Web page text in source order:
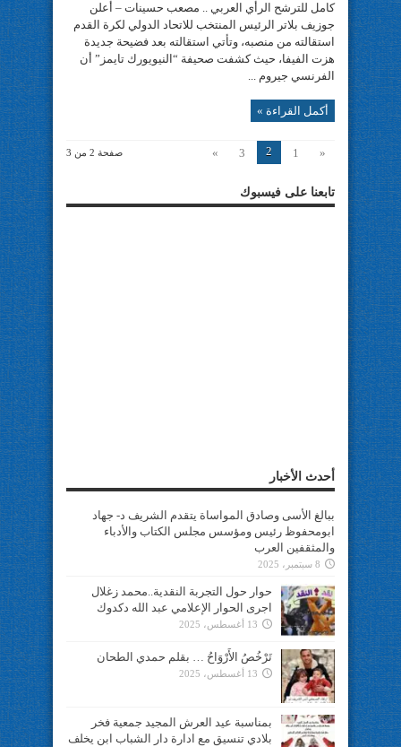
كامل للترشح الرأي العربي .. مصعب حسينات – أعلن
جوزيف بلاتر الرئيس المنتخب للاتحاد الدولي لكرة القدم
استقالته من منصبه، وتأتي استقالته بعد فضيحة جديدة
هزت الفيفا، حيث كشفت صحيفة “النيويورك تايمز” أن
الفرنسي جيروم ...
أكمل القراءة »
صفحة 2 من 3 «
1
2
3
»
تابعنا على فيسبوك
أحدث الأخبار
ببالغ الأسى وصادق المواساة يتقدم الشريف د- جهاد
ابومحفوظ رئيس ومؤسس مجلس الكتاب والأدباء
والمثقفين العرب
8 سبتمبر، 2025
حوار حول التجربة النقدية..محمد زغلال
اجرى الحوار الإعلامي عبد الله دكدوك
13 أغسطس، 2025
تَرْخُصُ الأَرْوَاحُ … بقلم حمدي الطحان
13 أغسطس، 2025
بمناسبة عيد العرش المجيد جمعية فخر
بلادي تنسيق مع ادارة دار الشباب ابن يخلف